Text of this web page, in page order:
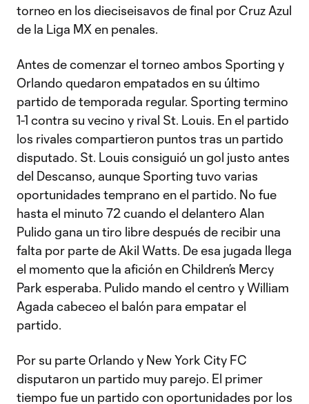
torneo en los dieciseisavos de final por Cruz Azul
de la Liga MX en penales.
Antes de comenzar el torneo ambos Sporting y
Orlando quedaron empatados en su último
partido de temporada regular. Sporting termino
1-1 contra su vecino y rival St. Louis. En el partido
los rivales compartieron puntos tras un partido
disputado. St. Louis consiguió un gol justo antes
del Descanso, aunque Sporting tuvo varias
oportunidades temprano en el partido. No fue
hasta el minuto 72 cuando el delantero Alan
Pulido gana un tiro libre después de recibir una
falta por parte de Akil Watts. De esa jugada llega
el momento que la afición en Children’s Mercy
Park esperaba. Pulido mando el centro y William
Agada cabeceo el balón para empatar el
partido.
Por su parte Orlando y New York City FC
disputaron un partido muy parejo. El primer
tiempo fue un partido con oportunidades por los